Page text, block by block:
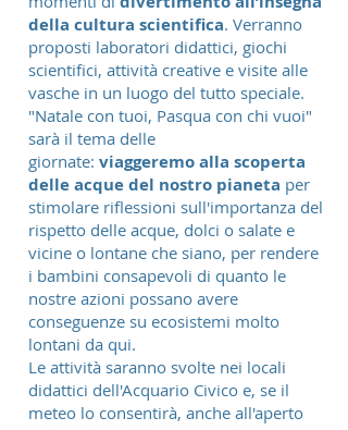
della cultura scientifica. Verranno
proposti laboratori didattici, giochi
scientifici, attività creative e visite alle
vasche in un luogo del tutto speciale.
"Natale con tuoi, Pasqua con chi vuoi"
sarà il tema delle
giornate: viaggeremo alla scoperta
delle acque del nostro pianeta per
stimolare riflessioni sull'importanza del
rispetto delle acque, dolci o salate e
vicine o lontane che siano, per rendere
i bambini consapevoli di quanto le
nostre azioni possano avere
conseguenze su ecosistemi molto
lontani da qui.
Le attività saranno svolte nei locali
didattici dell'Acquario Civico e, se il
meteo lo consentirà, anche all'aperto